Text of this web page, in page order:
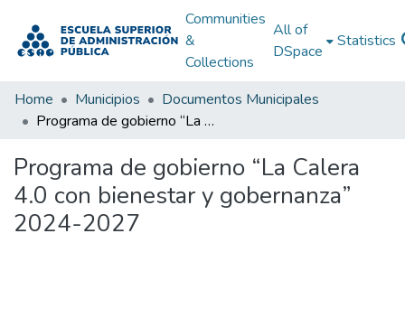
Communities
&
Collections
All of
DSpace
Statistics
Home Municipios
Documentos Municipales
Programa de gobierno “La Calera 4.0 con bienestar y gobernanza” 2024-2027
Programa de gobierno “La Calera
4.0 con bienestar y gobernanza”
2024-2027